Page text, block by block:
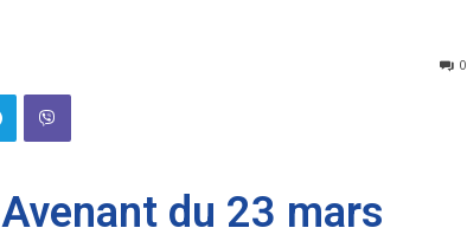
0
Avenant du 23 mars